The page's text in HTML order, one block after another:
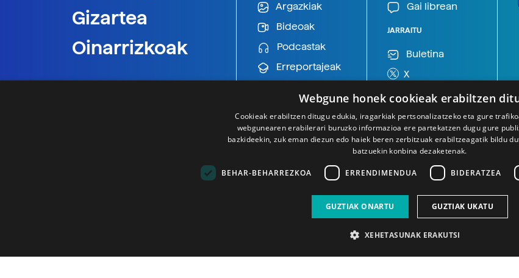
Gizartea
Oinarrizkoak
Argazkiak
Bideoak
Podcastak
Erreportajeak
Gai librean
JARRAITU
Buletina
X
BlueSky
Mastodon
Telegram
Webgune honek cookieak erabiltzen
Cookieak erabiltzen ditugu edukia, iragarkiak pertsonalizatzeko eta gure
webgunearen erabilerari buruzko informazioa ere partekatzen dugu gure
bazkideekin, zuk eman diezun edo haiek beren zerbitzuak erabiltzeagatik bildu
batzuekin konbina dezaketenak.
BEHAR-BEHARREZKOA ERRENDIMENDUA BIDERATZEA
GUZTIAK ONARTU GUZTIAK UKATU
XEHETASUNAK ERAKUTSI